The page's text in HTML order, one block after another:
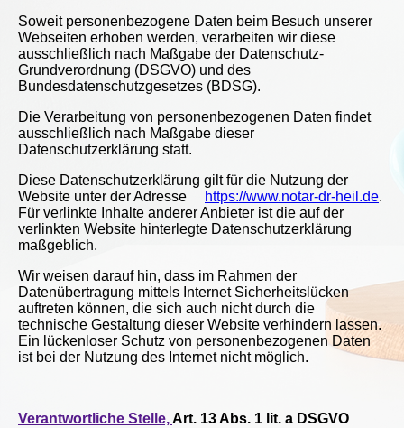
Soweit personenbezogene Daten beim Besuch unserer
Webseiten erhoben werden, verarbeiten wir diese
ausschließlich nach Maßgabe der Datenschutz-
Grundverordnung (DSGVO) und des
Bundesdatenschutzgesetzes (BDSG).
Die Verarbeitung von personenbezogenen Daten findet
ausschließlich nach Maßgabe dieser
Datenschutzerklärung statt.
Diese Datenschutzerklärung gilt für die Nutzung der
Website unter der Adresse
https://www.notar-dr-heil.de.
Für verlinkte Inhalte anderer Anbieter ist die auf der
verlinkten Website hinterlegte Datenschutzerklärung
maßgeblich.
Wir weisen darauf hin, dass im Rahmen der
Datenübertragung mittels Internet Sicherheitslücken
auftreten können, die sich auch nicht durch die
technische Gestaltung dieser Website verhindern lassen.
Ein lückenloser Schutz von personenbezogenen Daten
ist bei der Nutzung des Internet nicht möglich.
Verantwortliche Stelle,Art. 13 Abs. 1 lit. a DSGVO